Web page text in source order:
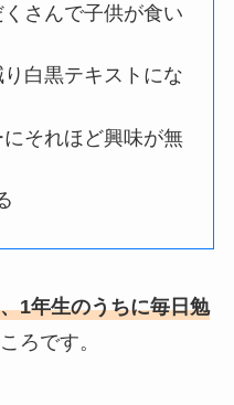
さんで子供が食い
白黒テキストにな
それほど興味が無
1年生のうちに毎日勉
ろです。